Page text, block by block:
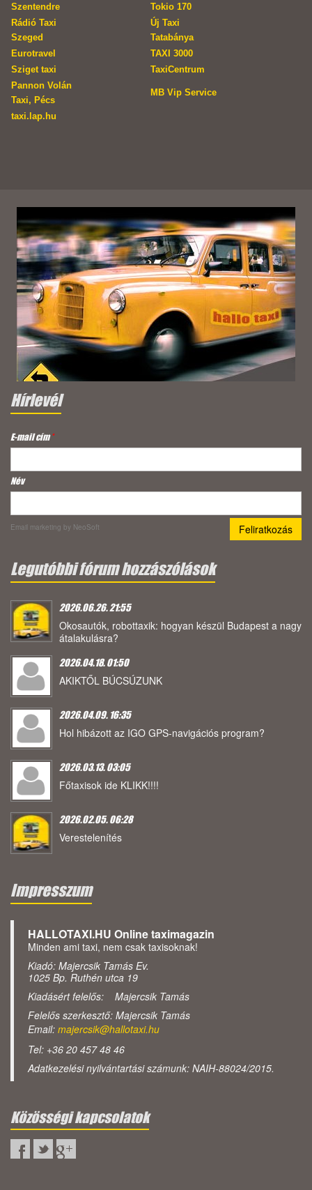
Szentendre
Tokio 170
Rádió Taxi
Szeged
Új Taxi
Tatabánya
Eurotravel
TAXI 3000
Sziget taxi
TaxiCentrum
Pannon Volán
Taxi, Pécs
MB Vip Service
taxi.lap.hu
Hírlevél
E-mail cím*
Név
Email marketing by NeoSoft
Legutóbbi fórum hozzászólások
2026.06.26. 21:55
Okosautók, robottaxik: hogyan készül Budapest a nagy
átalakulásra?
2026.04.18. 01:50
AKIKTŐL BÚCSÚZUNK
2026.04.09. 16:35
Hol hibázott az IGO GPS-navigációs program?
2026.03.13. 03:05
Főtaxisok ide KLIKK!!!!
2026.02.05. 06:28
Verestelenítés
Impresszum
HALLOTAXI.HU Online taximagazin
Minden ami taxi, nem csak taxisoknak!
Kiadó: Majercsik Tamás Ev.
1025 Bp. Ruthén utca 19
Kiadásért felelős: Majercsik Tamás
Felelős szerkesztő: Majercsik Tamás
Email: majercsik@hallotaxi.hu
Tel: +36 20 457 48 46
Adatkezelési nyilvántartási számunk: NAIH-88024/2015.
Közösségi kapcsolatok